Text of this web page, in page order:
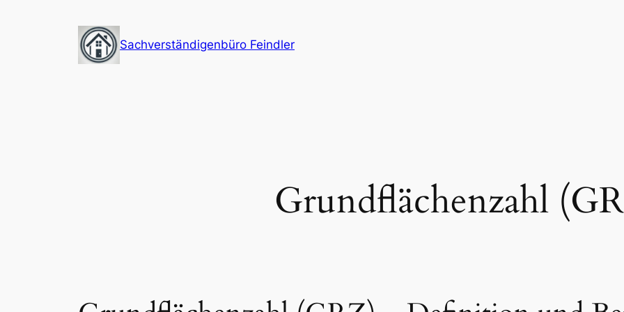
Sachverständigenbüro Feindler
Grundflächenzahl